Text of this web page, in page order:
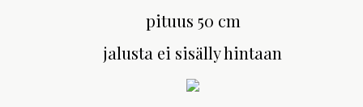
pituus 50 cm
jalusta ei sisälly hintaan